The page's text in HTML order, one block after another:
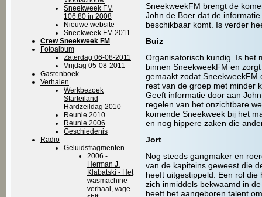
Sneekweek FM
106.80 in 2008
Nieuwe website
Sneekweek FM 2011
Crew Sneekweek FM
Fotoalbum
Zaterdag 06-08-2011
Vrijdag 05-08-2011
Gastenboek
Verhalen
Werkbezoek
Starteiland
Hardzeildag 2010
Reunie 2010
Reunie 2006
Geschiedenis
Radio
Geluidsfragmenten
2006 -
Herman J.
Klabatski - Het
wasmachine
verhaal, vage
SneekweekFM brengt de
John de Boer dat de
beschikbaar komt. Is verder
Buiz
Organisatorisch kundig. Is het
binnen SneekweekFM en
gemaakt zodat
rest van de groep met minder
Geeft informatie door aan
regelen van het onzichtbare
komende Sneekweek bij het
en nog hippere zaken die
Jort
Nog steeds gangmaker en
van de kapiteins geweest die
heeft uitgestippeld. Een rol
zich inmiddels bekwaamd in
heeft het aangeboren talent